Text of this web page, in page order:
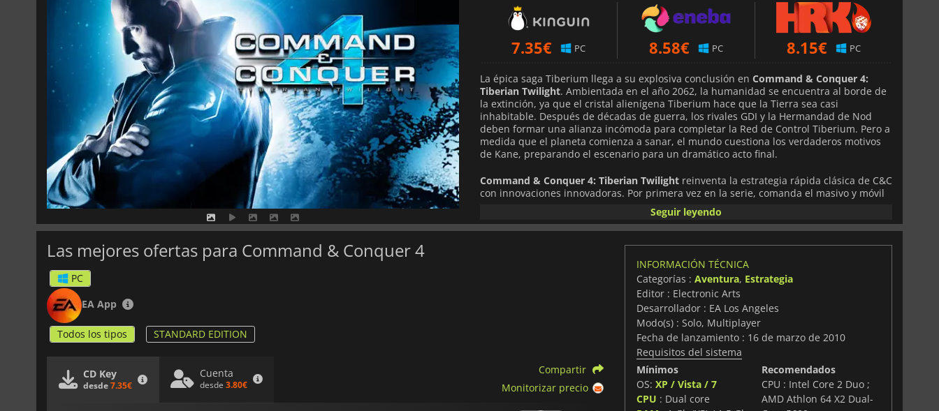
7.35€ PC 8.58€ PC 8.15€ PC
La épica saga Tiberium llega a su explosiva conclusión en Command & Conquer 4:
Tiberian Twilight. Ambientada en el año 2062, la humanidad se encuentra al borde de
la extinción, ya que el cristal alienígena Tiberium hace que la Tierra sea casi
inhabitable. Después de décadas de guerra, los rivales GDI y la Hermandad de Nod
deben formar una alianza incómoda para completar la Red de Control Tiberium. Pero a
medida que el planeta comienza a sanar, el mundo cuestiona los verdaderos motivos
de Kane, preparando el escenario para un dramático acto final.
Command & Conquer 4: Tiberian Twilight reinventa la estrategia rápida clásica de C&C
con innovaciones innovadoras. Por primera vez en la serie, comanda el masivo y móvil
Crawler; una base todo en uno que te permite construir unidades en movimiento y
desplegarte en cualquier lugar del campo de batalla. Elige tu camino entre tres clases
únicas (Ofensiva, Defensiva o de Soporte) para cada facción, cada una con unidades y
Experimenta la progresión persistente del jugador: destruye unidades enemigas para
ganar XP, sube de nivel tu perfil en línea y desbloquea nuevas habilidades y mejoras
en todos los modos de juego. Únete a un amigo para jugar la campaña cooperativa o
sumérgete en el modo multijugador más grande de la historia de la serie, con batallas
basadas en objetivos de 5 contra 5, un sistema de grupos para mantenerte con amigos
y crudas cinemáticas de acción real que dan vida a la emocionante conclusión de Kane.
Épica conclusión de la larga saga Tiberium con cinemáticas de acción real
La primera base móvil Crawler: empaca, muévete y despliégate en cualquier lugar
Seguir leyendo
Las mejores ofertas para Command & Conquer 4
PC
EA App
Todos los tipos STANDARD EDITION
CD Key
desde7.35€
Cuenta
desde 3.80€
Compartir
Monitorizar precio
INFORMACIÓN TÉCNICA
Categorías : Aventura, Estrategia
Editor : Electronic Arts
Desarrollador : EA Los Angeles
Modo(s) : Solo, Multiplayer
Fecha de lanzamiento : 16 de marzo de 2010
Requisitos del sistema
Mínimos
OS: XP / Vista / 7
CPU : Dual core
Recomendados
CPU : Intel Core 2 Duo ;
AMD Athlon 64 X2 Dual-